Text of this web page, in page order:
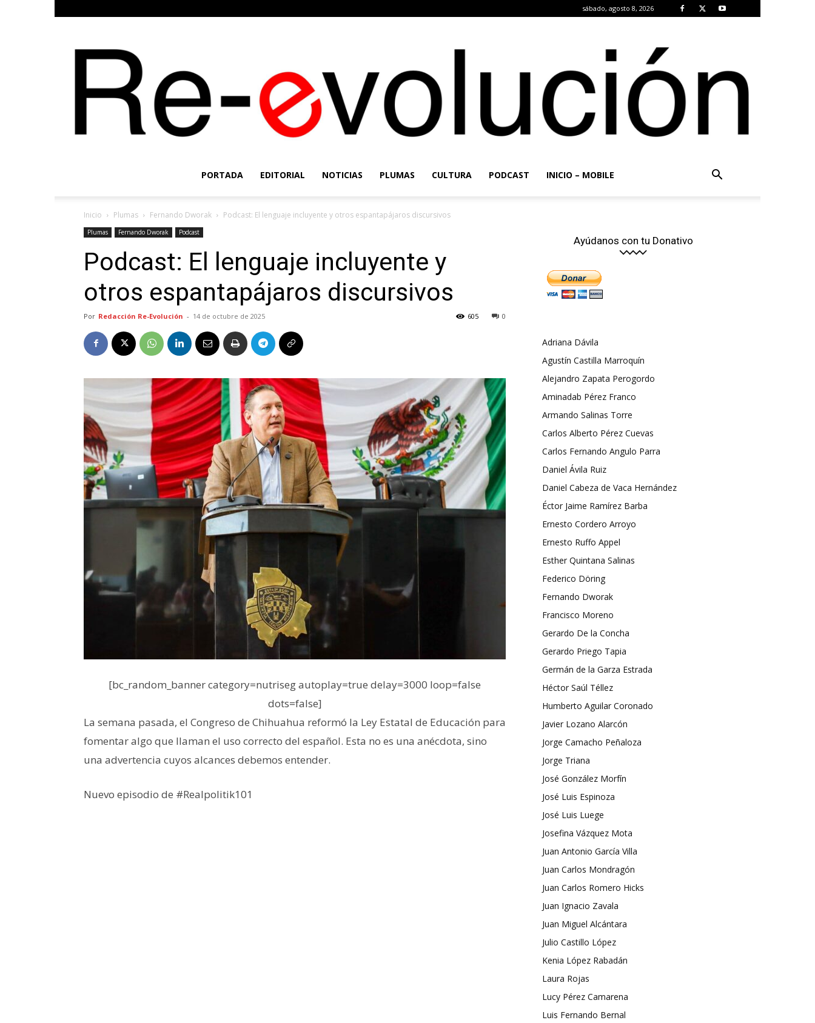
sábado, agosto 8, 2026
Evolución
PORTADA EDITORIAL NOTICIAS PLUMAS CULTURA PODCAST INICIO – MOBILE
Inicio Plumas Fernando Dworak Podcast: El lenguaje incluyente y otros espantapájaros discursivos
Plumas Fernando Dworak Podcast
Podcast: El lenguaje incluyente y
otros espantapájaros discursivos
Por Redacción Re-Evolución - 14 de octubre de 2025 0
605
[bc_random_banner category=nutriseg autoplay=true delay=3000 loop=false
dots=false]
La semana pasada, el Congreso de Chihuahua reformó la Ley Estatal de Educación para
fomentar algo que llaman el uso correcto del español. Esta no es una anécdota, sino
una advertencia cuyos alcances debemos entender.
Nuevo episodio de #Realpolitik101
Ayúdanos con tu Donativo
Adriana Dávila
Agustín Castilla Marroquín
Alejandro Zapata Perogordo
Aminadab Pérez Franco
Armando Salinas Torre
Carlos Alberto Pérez Cuevas
Carlos Fernando Angulo Parra
Daniel Ávila Ruiz
Daniel Cabeza de Vaca Hernández
Éctor Jaime Ramírez Barba
Ernesto Cordero Arroyo
Ernesto Ruffo Appel
Esther Quintana Salinas
Federico Döring
Fernando Dworak
Francisco Moreno
Gerardo De la Concha
Gerardo Priego Tapia
Germán de la Garza Estrada
Héctor Saúl Téllez
Humberto Aguilar Coronado
Javier Lozano Alarcón
Jorge Camacho Peñaloza
Jorge Triana
José González Morfín
José Luis Espinoza
José Luis Luege
Josefina Vázquez Mota
Juan Antonio García Villa
Juan Carlos Mondragón
Juan Carlos Romero Hicks
Juan Ignacio Zavala
Juan Miguel Alcántara
Julio Castillo López
Kenia López Rabadán
Laura Rojas
Lucy Pérez Camarena
Luis Fernando Bernal